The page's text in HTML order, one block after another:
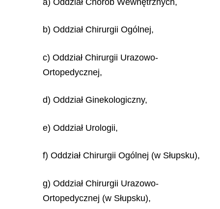
b) Oddział Chirurgii Ogólnej,
c) Oddział Chirurgii Urazowo-
Ortopedycznej,
d) Oddział Ginekologiczny,
e) Oddział Urologii,
f) Oddział Chirurgii Ogólnej (w Słupsku),
g) Oddział Chirurgii Urazowo-
Ortopedycznej (w Słupsku),